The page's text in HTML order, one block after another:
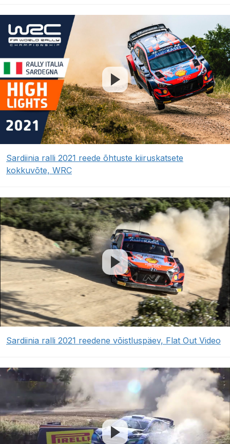
Sardiinia ralli 2021 reede õhtuste kiiruskatsete
kokkuvõte, WRC
Sardiinia ralli 2021 reedene võistluspäev, Flat Out Video